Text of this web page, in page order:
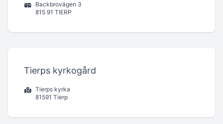
Backbrovägen 3
815 91 TIERP
Tierps kyrkogård
Tierps kyrka
81591 Tierp